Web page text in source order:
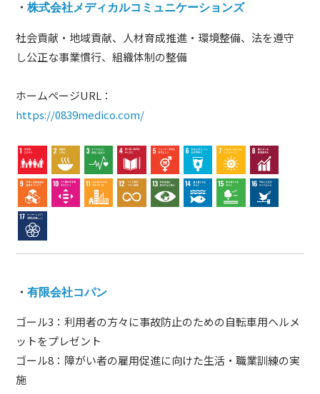
・株式会社メディカルコミュニケーションズ
社会貢献・地域貢献、人材育成推進・環境整備、法を遵守
し公正な事業慣行、組織体制の整備
ホームページURL：
https://0839medico.com/
・有限会社コパン
ゴール3：利用者の方々に事故防止のための自転車用ヘルメ
ットをプレゼント
ゴール8：障がい者の雇用促進に向けた生活・職業訓練の実
施